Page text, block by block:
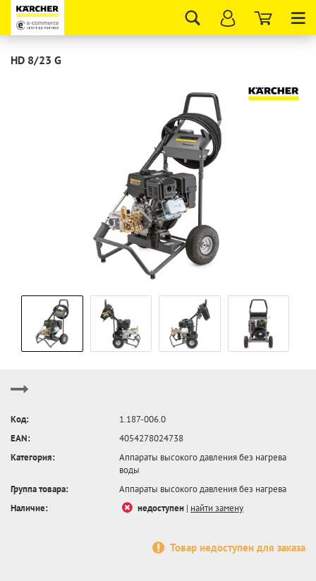
HD 8/23 G
Код:
1.187-006.0
EAN:
4054278024738
Категория:
Аппараты высокого давления без нагрева
воды
Группа товара:
Аппараты высокого давления без нагрева
Наличие:
недоступен | найти замену
Товар недоступен для заказа